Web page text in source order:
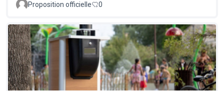
Proposition officielle 0